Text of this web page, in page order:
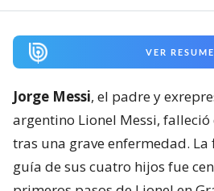
VER
Jorge Messi, el padre y
argentino Lionel Messi,
tras una grave enfermedad. La
guía de sus cuatro hijos fue